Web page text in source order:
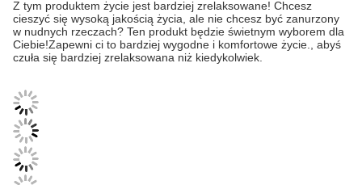
Z tym produktem życie jest bardziej zrelaksowane! Chcesz
cieszyć się wysoką jakością życia, ale nie chcesz być zanurzony
w nudnych rzeczach? Ten produkt będzie świetnym wyborem dla
Ciebie!Zapewni ci to bardziej wygodne i komfortowe życie., abyś
czuła się bardziej zrelaksowana niż kiedykolwiek.